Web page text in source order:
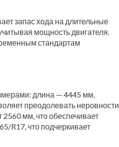
запас хода на длительные
мощность двигателя.
стандартам
длина — 4445 мм,
преодолевать неровности
мм, что обеспечивает
R17, что подчеркивает